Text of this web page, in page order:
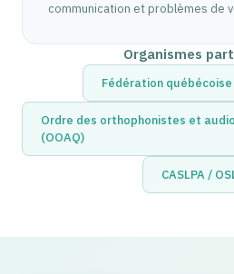
communication et problèmes de
Organismes
Fédération
Ordre des orthophonistes et
(OOAQ)
CASLPA /